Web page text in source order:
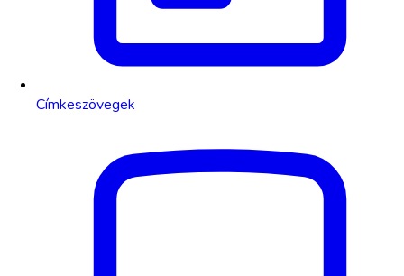
Címkeszövegek